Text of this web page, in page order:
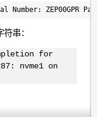
Number: ZEP00GPR
串：
for
nvme1 on